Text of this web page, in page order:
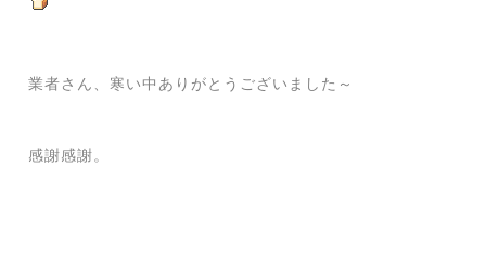
業者さん、寒い中ありがとうございました～
感謝感謝。